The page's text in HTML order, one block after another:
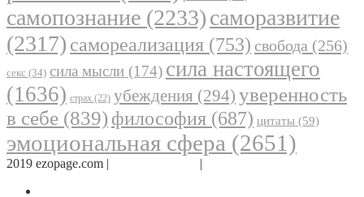
самопознание (2233)саморазвитие
(2317) самореализация (753) свобода (256)
секс (34) сила мысли (174) сила настоящего
(1636) страх (22) убеждения (294) уверенность
в себе (839) философия (687) цитаты (59)
эмоциональная сфера (2651)
2019 ezopage.com | |